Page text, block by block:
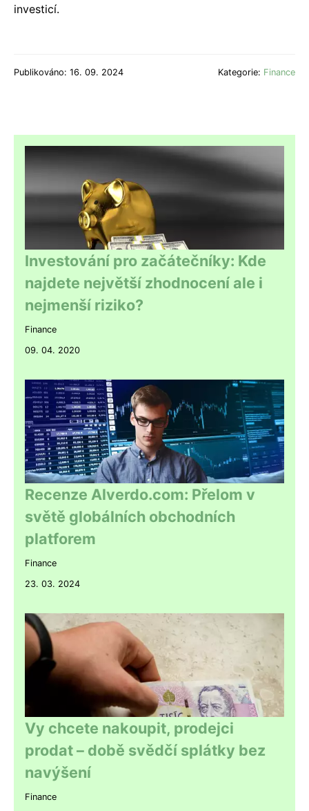
investicí.
Publikováno: 16. 09. 2024 Kategorie: Finance
Investování pro začátečníky: Kde
najdete největší zhodnocení ale i
nejmenší riziko?
Finance
09. 04. 2020
Recenze Alverdo.com: Přelom v
světě globálních obchodních
platforem
Finance
23. 03. 2024
Vy chcete nakoupit, prodejci
prodat – době svědčí splátky bez
navýšení
Finance